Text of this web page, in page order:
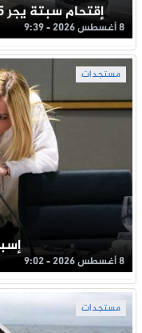
إقتحام سبتة يجر 5 من سائقي الطاكسيات للسجن
8 أغسطس 2026 - 9:39
مستجدات
8 أغسطس 2026 - 9:02
مستجدات